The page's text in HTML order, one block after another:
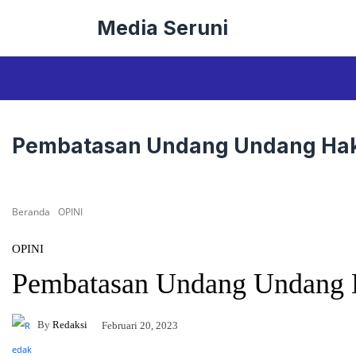
Media Seruni
Pembatasan Undang Undang
Beranda OPINI
OPINI
Pembatasan Undang
By Redaksi Februari 20, 2023